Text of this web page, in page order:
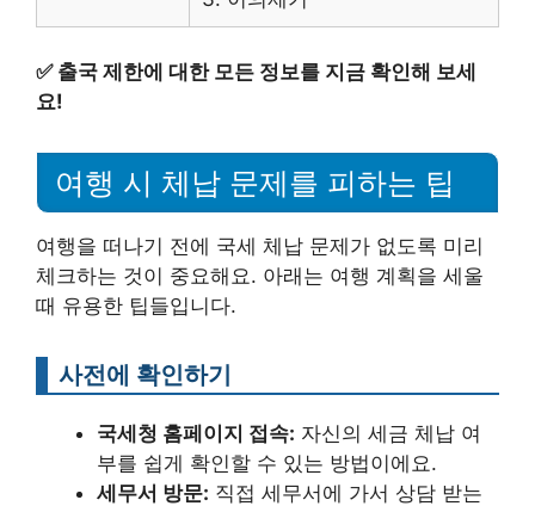
✅ 출국 제한에 대한 모든 정보를 지금 확인해 보세
요!
여행 시 체납 문제를 피하는 팁
여행을 떠나기 전에 국세 체납 문제가 없도록 미리
체크하는 것이 중요해요. 아래는 여행 계획을 세울
때 유용한 팁들입니다.
사전에 확인하기
국세청 홈페이지 접속: 자신의 세금 체납 여
부를 쉽게 확인할 수 있는 방법이에요.
세무서 방문: 직접 세무서에 가서 상담 받는